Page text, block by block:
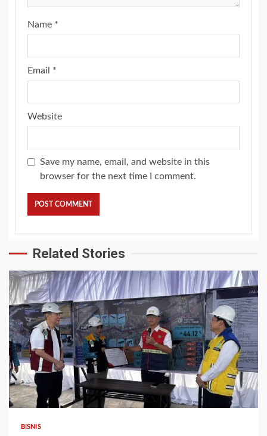
Name *
Email *
Website
Save my name, email, and website in this
browser for the next time I comment.
Related Stories
BISNIS